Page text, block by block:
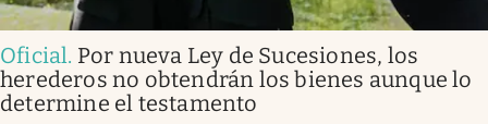
Oficial. Por nueva Ley de Sucesiones, los
herederos no obtendrán los bienes aunque lo
determine el testamento